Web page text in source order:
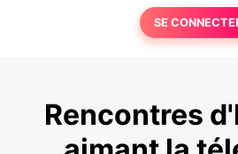
SE
Rencontres